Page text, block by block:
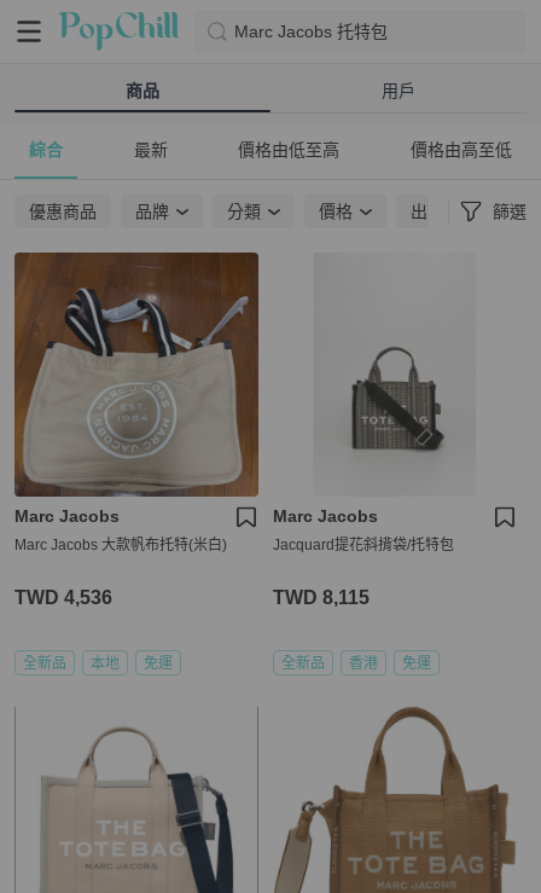
Marc Jacobs 托特包
商品 用戶
綜合 最新 價格由低至高 價格由高至低
優惠商品 品牌 分類 價格 出貨地點 篩選
Marc Jacobs
Marc Jacobs 大款帆布托特(米白)
TWD 4,536
全新品 本地 免運
Marc Jacobs
Jacquard提花斜揹袋/托特包
TWD 8,115
全新品 香港 免運